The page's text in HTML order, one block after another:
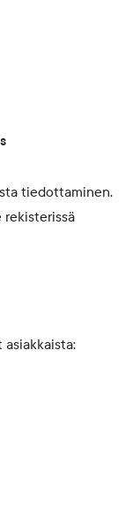
tiedottaminen.